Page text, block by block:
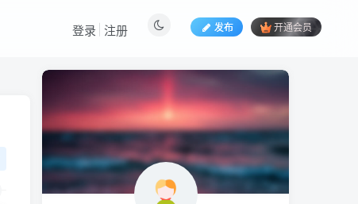
发布 开通会员
登录 注册
视频号暴力变现玩法，感
人瞬间绘画赛道，手机电脑
均可
24天前 ￥ 5.9 58
（19404期）2026闲鱼